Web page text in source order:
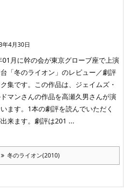
年4月30日
01月に幹の会が東京グローブ座で上演
「冬のライオン」のレビュー／劇評
集です。この作品は、ジェイムズ・
マンさんの作品を高瀬久男さんが演
ます。1本の劇評を読んでいただく
来ます。劇評は201 ...
冬のライオン(2010)